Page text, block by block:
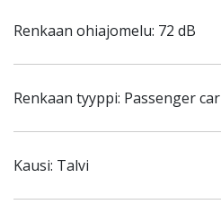
Renkaan ohiajomelu: 72 dB
Renkaan tyyppi: Passenger car
Kausi: Talvi